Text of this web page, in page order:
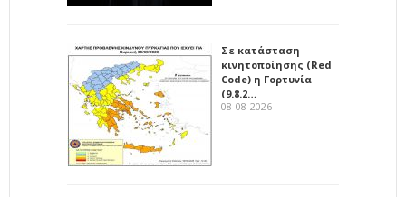
Σε κατάσταση
κινητοποίησης (Red
Code) η Γορτυνία
(9.8.2…
08-08-2026